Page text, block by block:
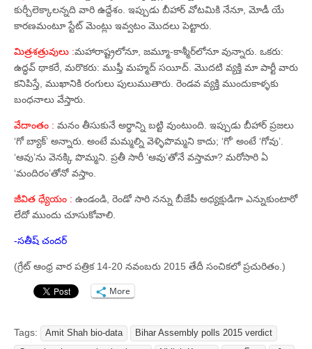
కుర్చీలెక్కాలన్నది వారి ఉద్దేశం. ఇప్పుడు బీహార్‌ వోటమికి నేనూ, మోడీ యే
కారణమంటూ స్టేట్‌ మెంట్లు ఇవ్వటం మొదలు పెట్టారు.
మిత్రశత్రువులు :మహారాష్ట్రలోనూ, జమ్మూ-కాశ్మీర్‌లోనూ వున్నారు. ఒకరు:
ఉద్ధవ్‌ థాకరే, మరొకరు: ముఫ్తీ మహ్మద్‌ సయీద్‌. మొదటి వ్యక్తి మా పార్టీ వారు
కనిపిస్తే, ముఖానికి రంగులు పులుముతారు. రెండవ వ్యక్తి ముందుకాళ్ళకు
బంధనాలు వేస్తారు.
వేదాంతం : మనం తీసుకునే అర్థాన్ని బట్టి వుంటుంది. ఇప్పుడు బీహార్‌ ప్రజలు
‘గో బ్యాక్‌’ అన్నారు. అంటే మమ్మల్ని వెళ్ళిపొమ్మని కాదు; ‘గో’ అంటే ‘గోవు’.
‘ఆవు’ను వెనక్కి పొమ్మని. ప్రతీ సారీ ‘ఆవు’తోనే వస్తామా? మరోసారి ఏ
‘మందిరం’తోనో వస్తాం.
జీవిత ధ్యేయం : ఉండండి, రెండో సారి నన్ను బీజేపీ అధ్యక్షుడిగా ఎన్నుకుంటారో
లేదో ముందు చూసుకోవాలి.
-సతీష్‌ చందర్‌
(గ్రేట్ ఆంధ్ర వార పత్రిక 14-20 నవంబరు 2015 తేదీ సంచికలో ప్రచురితం.)
More
Tags: Amit Shah bio-data
Bihar Assembly polls 2015 verdict